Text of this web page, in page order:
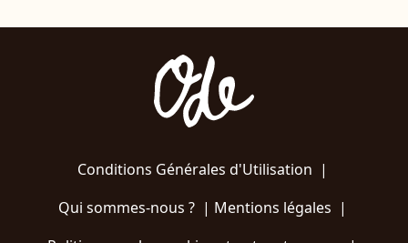
Conditions Générales d'Utilisation |
Qui sommes-nous ?| Mentions légales |